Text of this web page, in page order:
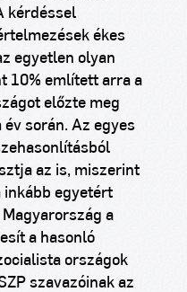
kérdéssel
ékes
egyetlen olyan
10% említett arra a
előzte meg
év során. Az egyes
az is, miszerint
inkább egyetért
a
a hasonló
országok
szavazóinak az